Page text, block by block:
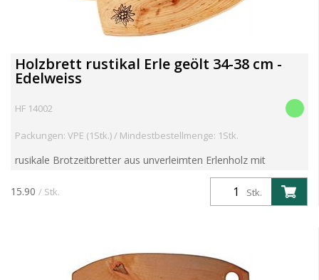
Holzbrett rustikal Erle geölt 34-38 cm -
Edelweiss
HF 14002
Packungen: VPE (1Stk.) / Mindestbestellmenge: 1Stk.
rusikale Brotzeitbretter aus unverleimten Erlenholz mit
praktischem Aufhänge- bzw Griffloch Holz ist ein Naturprodukt
somit jedes dieser Bretter ein Einzelstück Abweichun...
Stk.
15.90 / Stk.